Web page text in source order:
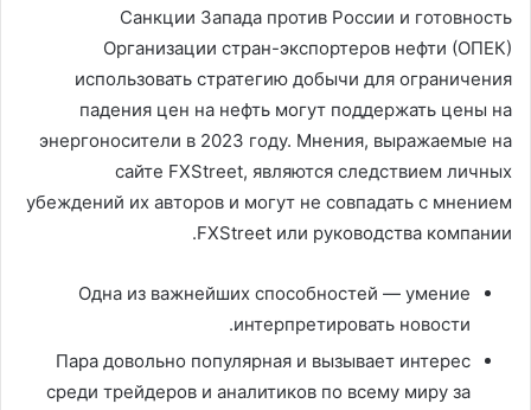
Санкции Запада против России и готовность
Организации стран-экспортеров нефти (ОПЕК)
использовать стратегию добычи для ограничения
падения цен на нефть могут поддержать цены на
энергоносители в 2023 году. Мнения, выражаемые на
сайте FXStreet, являются следствием личных
убеждений их авторов и могут не совпадать с мнением
FXStreet или руководства компании.
Одна из важнейших способностей — умение
интерпретировать новости.
Пара довольно популярная и вызывает интерес
среди трейдеров и аналитиков по всему миру за